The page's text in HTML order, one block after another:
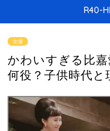
R40-
女優
かわいすぎる比
何役？子供時代と